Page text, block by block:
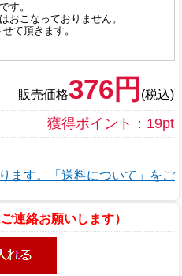
す。
おこなっておりません。
て頂きます。
販売価格376円 (税込)
獲得ポイント：19pt
ます。「送料について」をご
連絡お願いします）